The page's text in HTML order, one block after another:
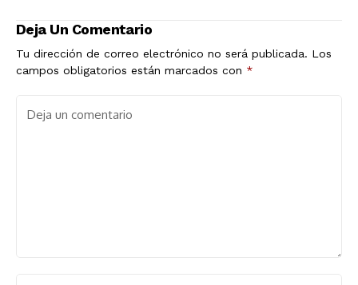
Deja Un Comentario
Tu dirección de correo electrónico no será publicada. Los
campos obligatorios están marcados con *